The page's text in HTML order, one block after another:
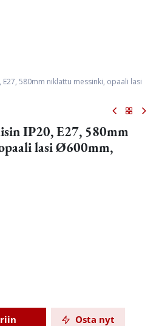
E27, 580mm niklattu messinki, opaali lasi
IP20, E27, 580mm
lasi Ø600mm,
Osta nyt